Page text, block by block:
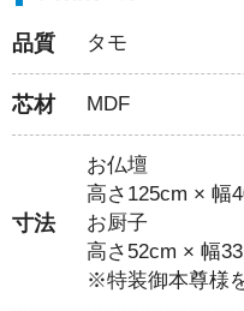
品質 タモ
芯材 MDF
寸法
お仏壇
高さ125cm × 幅
お厨子
高さ52cm × 幅
※特装御本尊様